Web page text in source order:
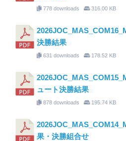
778 downloads 316.00 KB
決勝結果
631 downloads 178.52 KB
ュート決勝結果
878 downloads 195.74 KB
果・決勝組合せ